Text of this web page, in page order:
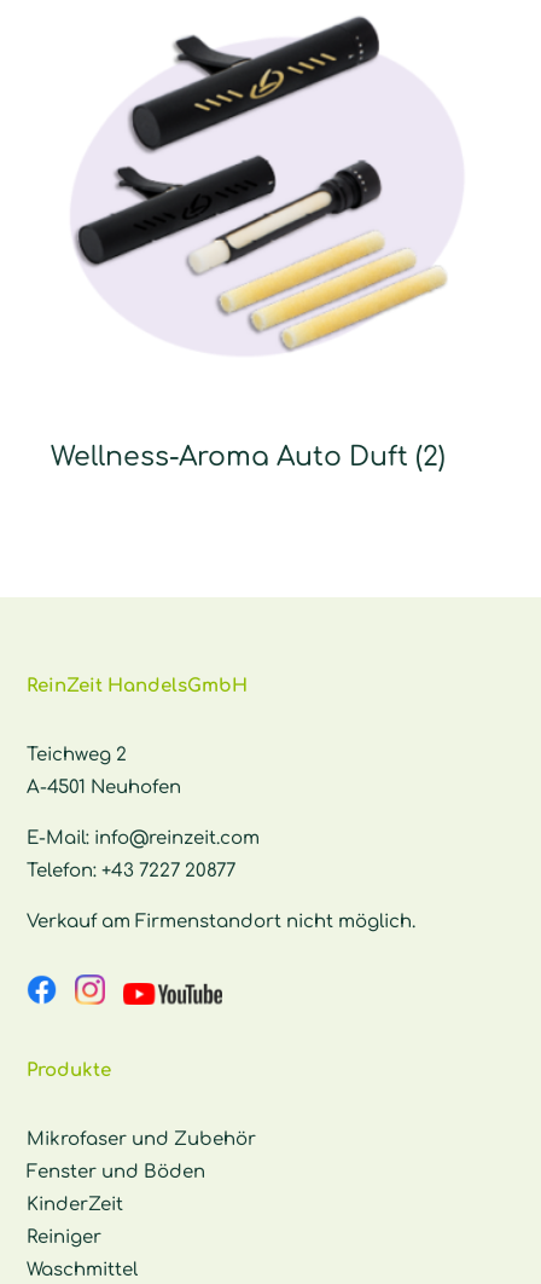
Wellness-Aroma Auto Duft (2)
ReinZeit HandelsGmbH
Teichweg 2
A-4501 Neuhofen
E-Mail: info@reinzeit.com
Telefon:+43 7227 20877
Verkauf am Firmenstandort nicht möglich.
Produkte
Mikrofaser und Zubehör
Fenster und Böden
KinderZeit
Reiniger
Waschmittel